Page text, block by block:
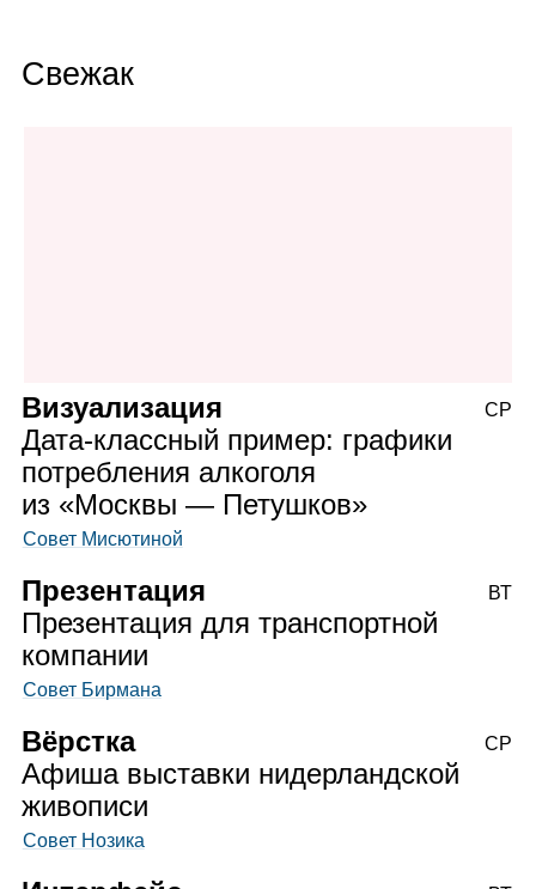
Свежак
Визуализация
Дата‑классный пример: графики
потребления алкоголя
из «Москвы — Петушков»
Совет Мисютиной
СР
Презентация
Презентация для транспортной
компании
Совет Бирмана
ВТ
Вёрстка
Афиша выставки нидерландской
живописи
Совет Нозика
СР